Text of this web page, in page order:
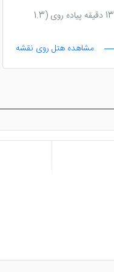
13 دقیقه پیاده روی
(1.3
(0.7 کیلومتر)
مشاهده هتل روی نقشه